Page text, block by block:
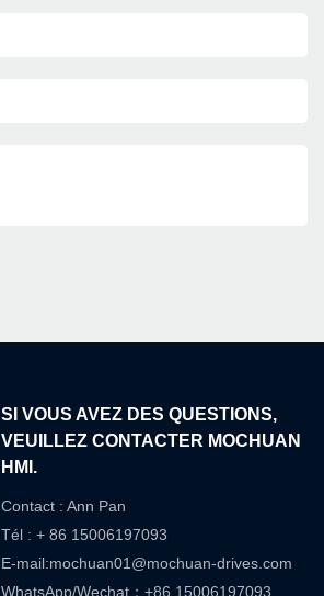
SI VOUS AVEZ DES QUESTIONS,
VEUILLEZ CONTACTER MOCHUAN
HMI.
Contact : Ann Pan
Tél : + 86 15006197093
E-mail:mochuan01@mochuan-drives.com
WhatsApp/Wechat：+86 15006197093